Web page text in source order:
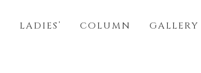
LADIES’ COLUMN GALLERY